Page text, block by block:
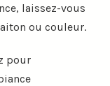
laissez-vous
ou couleur.
pour